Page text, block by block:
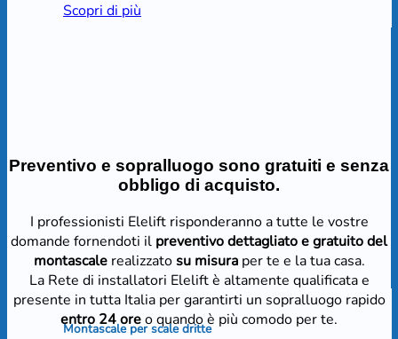
Scopri di più
Montascale per scale dritte
Preventivo e sopralluogo sono gratuiti e senza
obbligo di acquisto.
I professionisti Elelift risponderanno a tutte le vostre
domande fornendoti il preventivo dettagliato e gratuito del
montascalerealizzatosu misuraper te e la tua casa.
La Rete di installatori Elelift è altamente qualificata e
presente in tutta Italia per garantirti un sopralluogo rapido
entro 24 oreo quando è più comodo per te.